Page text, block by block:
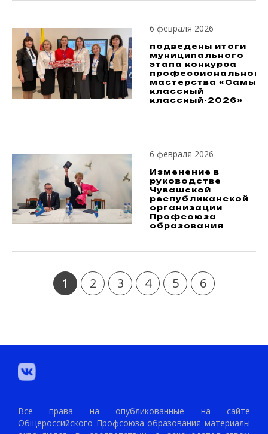
6 февраля 2026
подведены итоги
муниципального
этапа конкурса
профессионального
мастерства «Самый
классный
классный-2026»
6 февраля 2026
Изменение в
руководстве
Чувашской
республиканской
организации
Профсоюза
образования
1 2 3 4 5 6
Все права на опубликованные на сайте
Общероссийского Профсоюза образования материалы